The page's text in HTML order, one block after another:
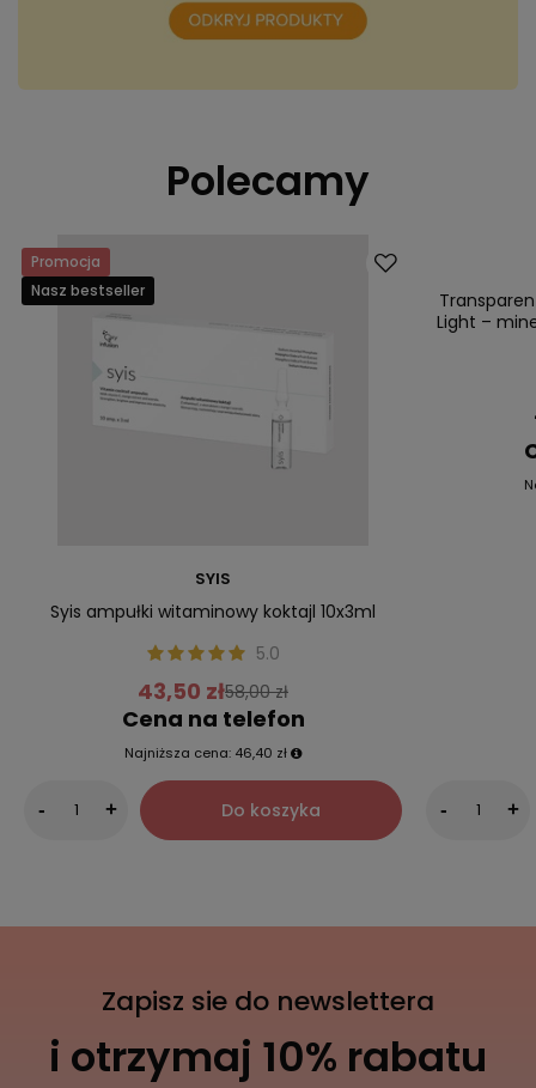
Polecamy
Promocja
Nasz bestseller
SYIS
Syis ampułki witaminowy koktajl 10x3ml
5.0
43,50 zł58,00 zł
Cena na telefon
Najniższa cena: 46,40 zł
- + Do koszyka
Light –
- +
Zapisz sie do newslettera
i otrzymaj 10% rabatu